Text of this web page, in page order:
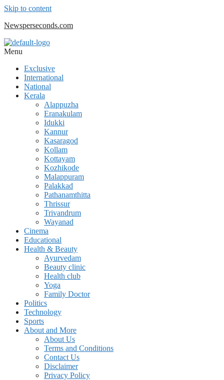
Skip to content
Newsperseconds.com
Menu
Exclusive
International
National
Kerala
Alappuzha
Eranakulam
Idukki
Kannur
Kasaragod
Kollam
Kottayam
Kozhikode
Malappuram
Palakkad
Pathanamthitta
Thrissur
Trivandrum
Wayanad
Cinema
Educational
Health & Beauty
Ayurvedam
Beauty clinic
Health club
Yoga
Family Doctor
Politics
Technology
Sports
About and More
About Us
Terms and Conditions
Contact Us
Disclaimer
Privacy Policy